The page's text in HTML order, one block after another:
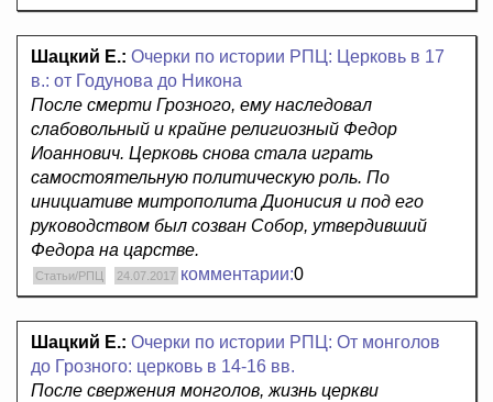
Шацкий Е.: Очерки по истории РПЦ: Церковь в 17
в.: от Годунова до Никона
После смерти Грозного, ему наследовал
слабовольный и крайне религиозный Федор
Иоаннович. Церковь снова стала играть
самостоятельную политическую роль. По
инициативе митрополита Дионисия и под его
руководством был созван Собор, утвердивший
Федора на царстве.
Статьи/РПЦ 24.07.2017 комментарии:0
Шацкий Е.: Очерки по истории РПЦ: От монголов
до Грозного: церковь в 14-16 вв.
После свержения монголов, жизнь церкви